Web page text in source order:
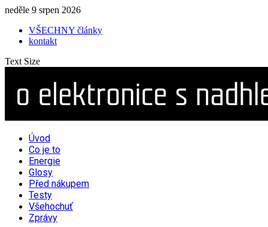
neděle 9 srpen 2026
VŠECHNY články
kontakt
Text Size
Úvod
Co je to
Energie
Glosy
Před nákupem
Testy
Všehochuť
Zprávy